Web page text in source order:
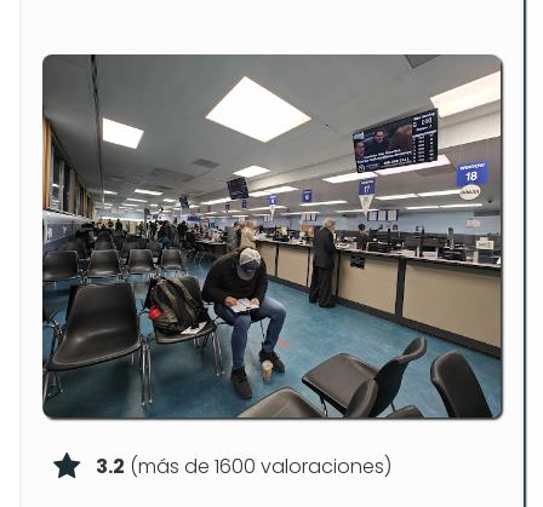
3.2 (más de 1600 valoraciones)